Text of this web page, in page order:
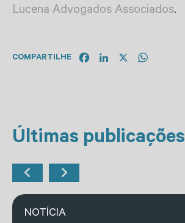
Lucena Advogados Associados.
COMPARTILHE FacebookLinkedIn
Últimas publicações
NOTÍCIA